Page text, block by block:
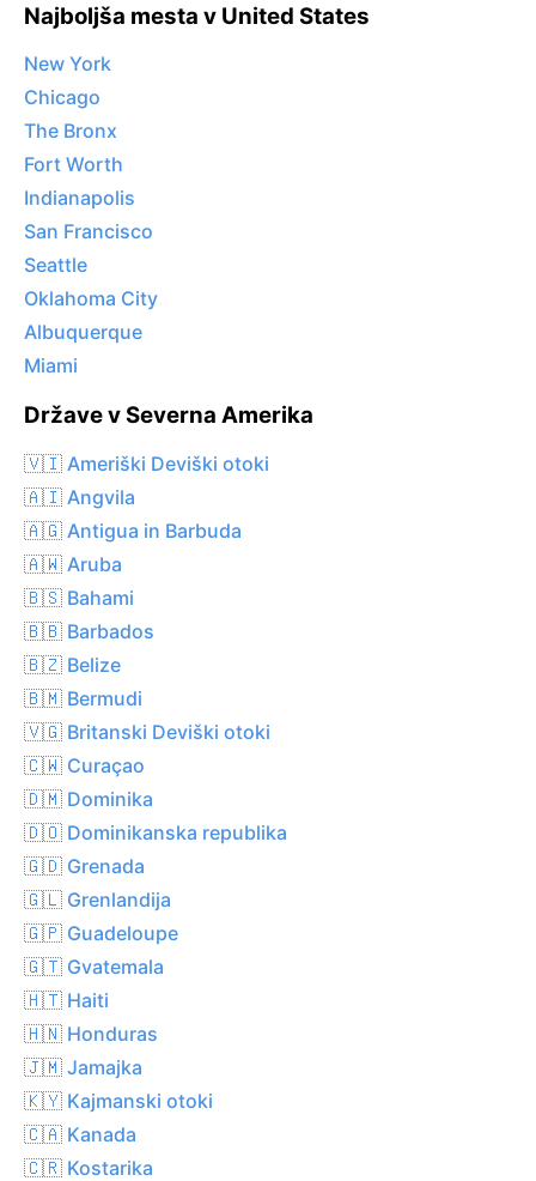
Najboljša mesta v United States
New York
Chicago
The Bronx
Fort Worth
Indianapolis
San Francisco
Seattle
Oklahoma City
Albuquerque
Miami
Države v Severna Amerika
🇻🇮 Ameriški Deviški otoki
🇦🇮 Angvila
🇦🇬 Antigua in Barbuda
🇦🇼 Aruba
🇧🇸 Bahami
🇧🇧 Barbados
🇧🇿 Belize
🇧🇲 Bermudi
🇻🇬 Britanski Deviški otoki
🇨🇼 Curaçao
🇩🇲 Dominika
🇩🇴 Dominikanska republika
🇬🇩 Grenada
🇬🇱 Grenlandija
🇬🇵 Guadeloupe
🇬🇹 Gvatemala
🇭🇹 Haiti
🇭🇳 Honduras
🇯🇲 Jamajka
🇰🇾 Kajmanski otoki
🇨🇦 Kanada
🇨🇷 Kostarika